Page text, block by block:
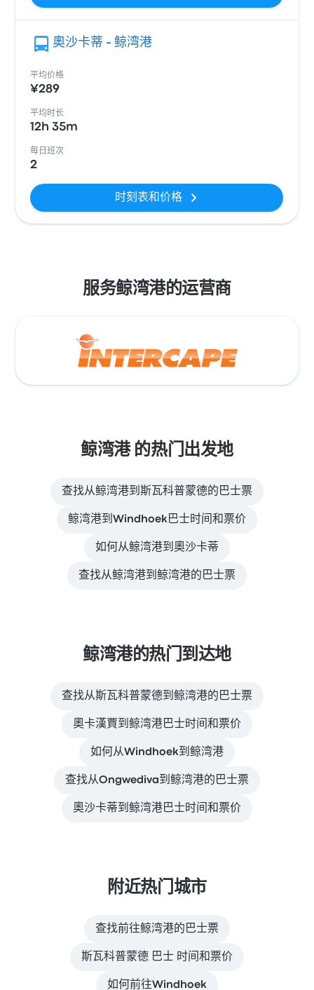
奧沙卡蒂 - 鲸湾港
平均价格
¥289
平均时长
12h 35m
每日班次
2
时刻表和价格
服务鲸湾港的运营商
鲸湾港 的热门出发地
查找从鲸湾港到斯瓦科普蒙德的巴士票
鲸湾港到Windhoek巴士时间和票价
如何从鲸湾港到奧沙卡蒂
查找从鲸湾港到鲸湾港的巴士票
鲸湾港的热门到达地
查找从斯瓦科普蒙德到鲸湾港的巴士票
奧卡漢賈到鲸湾港巴士时间和票价
如何从Windhoek到鲸湾港
查找从Ongwediva到鲸湾港的巴士票
奧沙卡蒂到鲸湾港巴士时间和票价
附近热门城市
查找前往鲸湾港的巴士票
斯瓦科普蒙德 巴士 时间和票价
如何前往Windhoek